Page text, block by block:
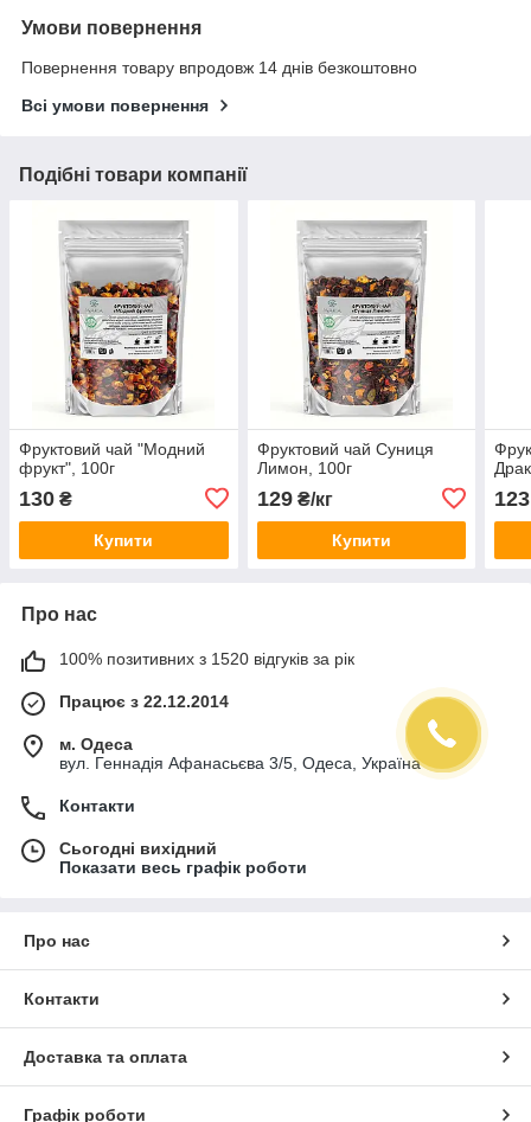
Умови повернення
Повернення товару впродовж 14 днів безкоштовно
Всі умови повернення
Подібні товари компанії
Фруктовий чай "Модний
фрукт", 100г
130 ₴
Купити
Фруктовий чай Суниця
Лимон, 100г
129₴/кг
Купити
123
Про нас
100% позитивних з 1520 відгуків за рік
Працює з 22.12.2014
м. Одеса
вул. Геннадія Афанасьєва 3/5, Одеса, Україна
Контакти
Сьогодні вихідний
Показати весь графік роботи
Про нас
Контакти
Доставка та оплата
Графік роботи